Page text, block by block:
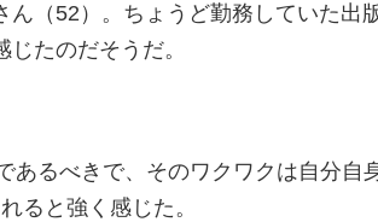
（52）。ちょうど勤務していた出
たのだそうだ。
るべきで、そのワクワクは自分
ると強く感じた。